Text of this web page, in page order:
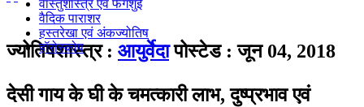
वास्तुशास्त्र एवं फेंगशुई
वैदिक पाराशर
हस्तरेखा एवं अंकज्योतिष
हॉरोस्कोप
ज्योतिषशास्त्र : आयुर्वेदा पोस्टेड : जून 04, 2018
देसी गाय के घी के चमत्कारी लाभ, दुष्प्रभाव एवं